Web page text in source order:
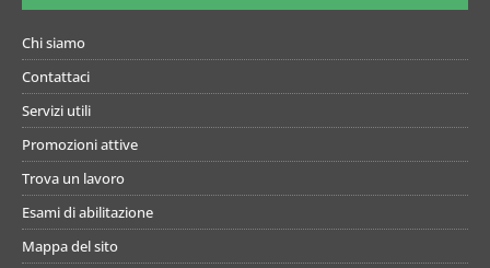
Chi siamo
Contattaci
Servizi utili
Promozioni attive
Trova un lavoro
Esami di abilitazione
Mappa del sito